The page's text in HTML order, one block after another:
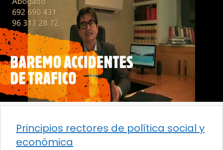
Principios rectores de política social y
económica